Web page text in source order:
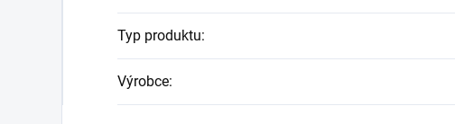
Typ produktu:
Výrobce: